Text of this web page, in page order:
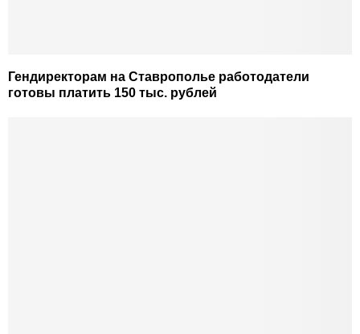
Гендиректорам на Ставрополье работодатели
готовы платить 150 тыс. рублей